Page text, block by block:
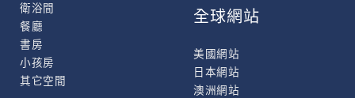
衛浴間
餐廳
書房
小孩房
其它空間
全球網站
美國網站
日本網站
澳洲網站